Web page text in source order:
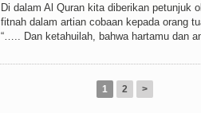
Di dalam Al Quran kita diberikan petunjuk
fitnah dalam artian cobaan kepada orang
“….. Dan ketahuilah, bahwa hartamu dan
1 2 >